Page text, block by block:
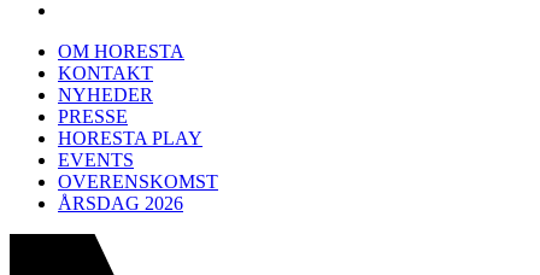
OM HORESTA
KONTAKT
NYHEDER
PRESSE
HORESTA PLAY
EVENTS
OVERENSKOMST
ÅRSDAG 2026